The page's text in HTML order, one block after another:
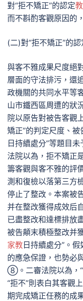
對“拒不矯正”的認定
而不斟酌客觀原因的
(二)對“拒不矯正”的
與客不雅成果尺度絕
層面的守法排污，還
政機關的共同水平等
山市鐵西區周遭的狀
院以原告對被告客觀
矯正”的判定尺度、
日持續處分”等題目
法院以為，拒不矯正
籌客觀與客不雅的評
測和復檢以落第三方
停止了整改。本案被
并在整改獲得成效后
已盡整改和達標排放
被告顛末積極整改并
家教 日持續處分”。
的應急保證，也勢必
⑧。二審法院以為，“
“拒不”則表白其客觀
期完成矯正任務的成